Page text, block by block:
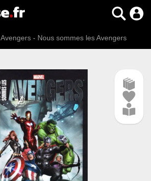
Avengers - Nous sommes les Avengers